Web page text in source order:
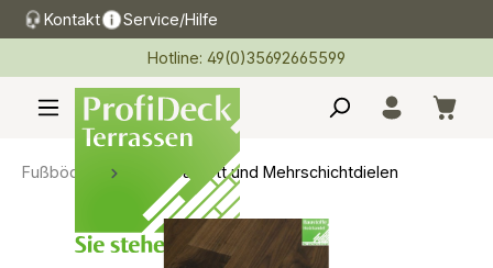
springen
Kontakt Service/Hilfe
Hotline: 49(0)35692665599
Fußböden Fertigparkett und Mehrschichtdielen